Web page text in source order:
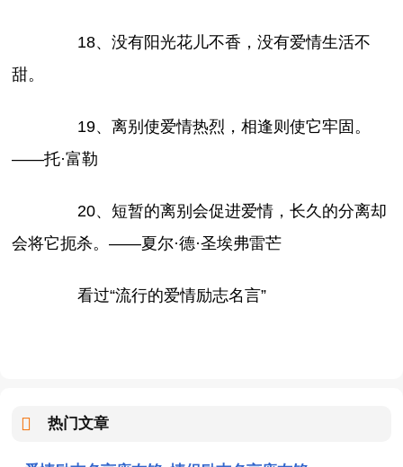
18、没有阳光花儿不香，没有爱情生活不
甜。
19、离别使爱情热烈，相逢则使它牢固。
——托·富勒
20、短暂的离别会促进爱情，长久的分离却
会将它扼杀。——夏尔·德·圣埃弗雷芒
看过“流行的爱情励志名言”
热门文章